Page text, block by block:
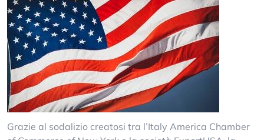
Grazie al sodalizio creatosi tra l’Italy America Chamber